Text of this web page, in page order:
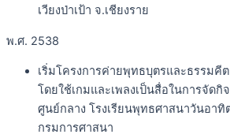
เวียงป่าเป้า จ.เชียงราย
พ.ศ. 2538
เริ่มโครงการค่ายพุทธบุตรและธรรมคี
โดยใช้เกมและเพลงเป็นสื่อในการจัด
ศูนย์กลาง โรงเรียนพุทธศาสนาวันอาทิ
กรมการศาสนา